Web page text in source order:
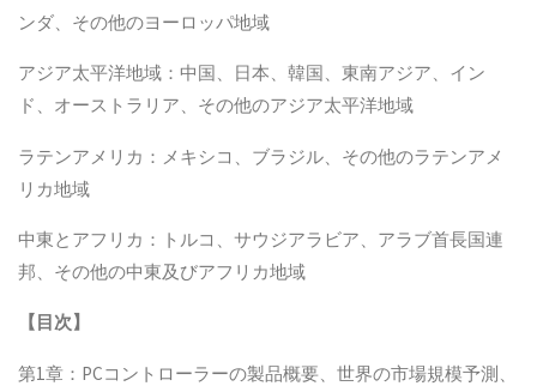
ンダ、その他のヨーロッパ地域
アジア太平洋地域：中国、日本、韓国、東南アジア、イン
ド、オーストラリア、その他のアジア太平洋地域
ラテンアメリカ：メキシコ、ブラジル、その他のラテンアメ
リカ地域
中東とアフリカ：トルコ、サウジアラビア、アラブ首長国連
邦、その他の中東及びアフリカ地域
【 目次】
第1章：PCコントローラーの製品概要、世界の市場規模予測、